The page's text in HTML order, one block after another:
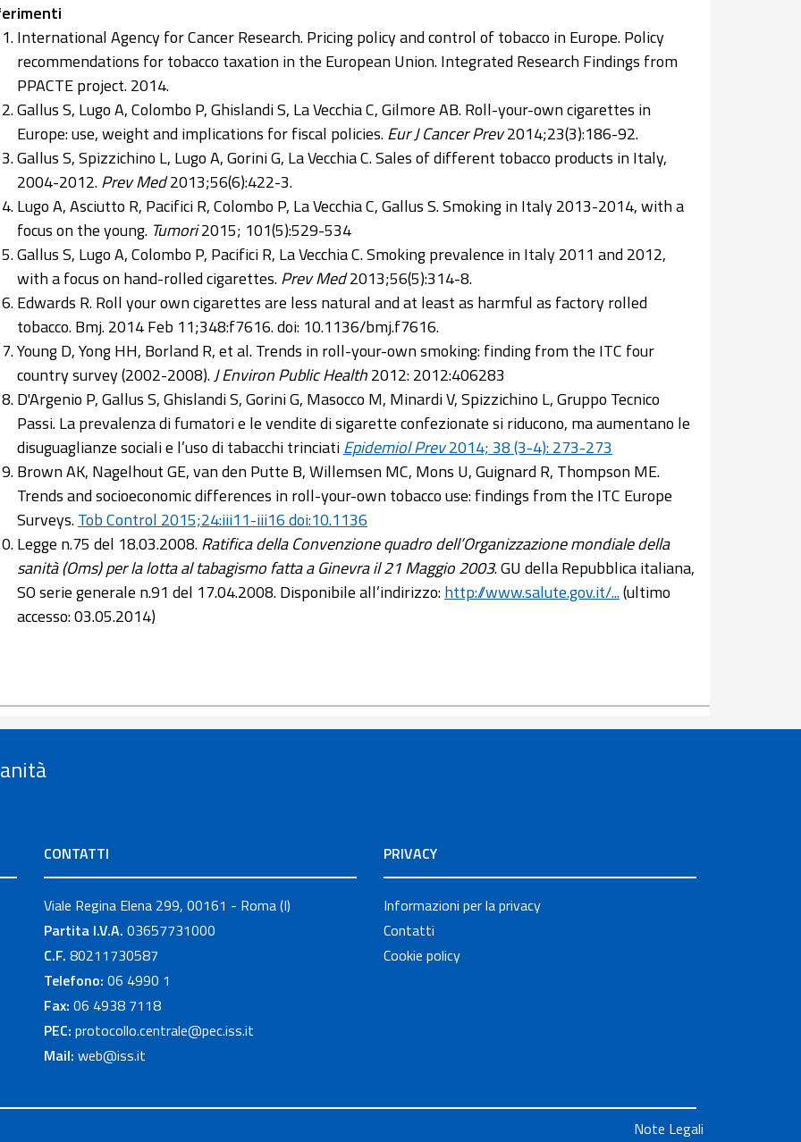
International Agency for Cancer Research. Pricing policy and control of tobacco in Europe. Policy
recommendations for tobacco taxation in the European Union. Integrated Research Findings from
PPACTE project. 2014.
Gallus S, Lugo A, Colombo P, Ghislandi S, La Vecchia C, Gilmore AB. Roll-your-own cigarettes in
Europe: use, weight and implications for fiscal policies.Eur J Cancer Prev2014;23(3):186-92.
Gallus S, Spizzichino L, Lugo A, Gorini G, La Vecchia C. Sales of different tobacco products in Italy,
2004-2012.Prev Med2013;56(6):422-3.
Lugo A, Asciutto R, Pacifici R, Colombo P, La Vecchia C, Gallus S. Smoking in Italy 2013-2014, with a
focus on the young. Tumori2015; 101(5):529-534
Gallus S, Lugo A, Colombo P, Pacifici R, La Vecchia C. Smoking prevalence in Italy 2011 and 2012,
with a focus on hand-rolled cigarettes.Prev Med2013;56(5):314-8.
Edwards R. Roll your own cigarettes are less natural and at least as harmful as factory rolled
tobacco. Bmj. 2014 Feb 11;348:f7616. doi: 10.1136/bmj.f7616.
Young D, Yong HH, Borland R, et al. Trends in roll-your-own smoking: finding from the ITC four
country survey (2002-2008).J Environ Public Health2012: 2012:406283
D'Argenio P, Gallus S, Ghislandi S, Gorini G, Masocco M, Minardi V, Spizzichino L, Gruppo Tecnico
Passi. La prevalenza di fumatori e le vendite di sigarette confezionate si riducono, ma aumentano le
disuguaglianze sociali e l’uso di tabacchi trinciatiEpidemiol Prev2014; 38 (3-4): 273-273
Brown AK, Nagelhout GE, van den Putte B, Willemsen MC, Mons U, Guignard R, Thompson ME.
Trends and socioeconomic differences in roll-your-own tobacco use: findings from the ITC Europe
Surveys.Tob Control 2015;24:iii11-iii16 doi:10.1136
Legge n.75 del 18.03.2008.Ratifica della Convenzione quadro dell’Organizzazione mondiale della
sanità (Oms) per la lotta al tabagismo fatta a Ginevra il 21 Maggio 2003. GU della Repubblica italiana,
SO serie generale n.91 del 17.04.2008. Disponibile all’indirizzo:http://www.salute.gov.it/...(ultimo
accesso: 03.05.2014)
CONTATTI
Viale Regina Elena 299, 00161 - Roma (I)
Partita I.V.A. 03657731000
C.F. 80211730587
Telefono: 06 4990 1
Fax: 06 4938 7118
PEC: protocollo.centrale@pec.iss.it
Mail: web@iss.it
PRIVACY
Informazioni per la privacy
Contatti
Cookie policy
Note Legali